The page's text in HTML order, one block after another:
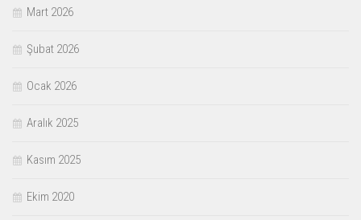
Mart 2026
Şubat 2026
Ocak 2026
Aralık 2025
Kasım 2025
Ekim 2020